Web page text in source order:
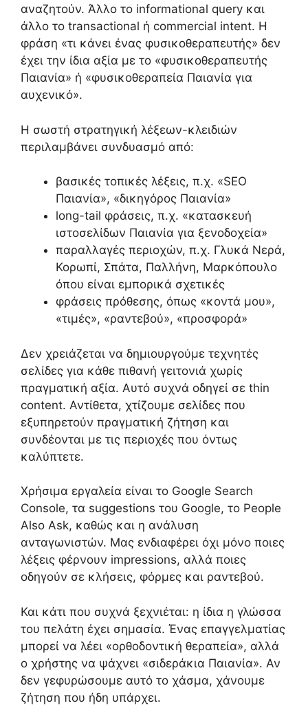
αναζητούν. Άλλο το informational query και
άλλο το transactional ή commercial intent. Η
φράση «τι κάνει ένας φυσικοθεραπευτής» δεν
έχει την ίδια αξία με το «φυσικοθεραπευτής
Παιανία» ή «φυσικοθεραπεία Παιανία για
αυχενικό».
Η σωστή στρατηγική λέξεων-κλειδιών
περιλαμβάνει συνδυασμό από:
βασικές τοπικές λέξεις, π.χ. «SEO
Παιανία», «δικηγόρος Παιανία»
long-tail φράσεις, π.χ. «κατασκευή
ιστοσελίδων Παιανία για ξενοδοχεία»
παραλλαγές περιοχών, π.χ. Γλυκά Νερά,
Κορωπί, Σπάτα, Παλλήνη, Μαρκόπουλο
όπου είναι εμπορικά σχετικές
φράσεις πρόθεσης, όπως «κοντά μου»,
«τιμές», «ραντεβού», «προσφορά»
Δεν χρειάζεται να δημιουργούμε τεχνητές
σελίδες για κάθε πιθανή γειτονιά χωρίς
πραγματική αξία. Αυτό συχνά οδηγεί σε thin
content. Αντίθετα, χτίζουμε σελίδες που
εξυπηρετούν πραγματική ζήτηση και
συνδέονται με τις περιοχές που όντως
καλύπτετε.
Χρήσιμα εργαλεία είναι το Google Search
Console, τα suggestions του Google, το People
Also Ask, καθώς και η ανάλυση
ανταγωνιστών. Μας ενδιαφέρει όχι μόνο ποιες
λέξεις φέρνουν impressions, αλλά ποιες
οδηγούν σε κλήσεις, φόρμες και ραντεβού.
Και κάτι που συχνά ξεχνιέται: η ίδια η γλώσσα
του πελάτη έχει σημασία. Ένας επαγγελματίας
μπορεί να λέει «ορθοδοντική θεραπεία», αλλά
ο χρήστης να ψάχνει «σιδεράκια Παιανία». Αν
δεν γεφυρώσουμε αυτό το χάσμα, χάνουμε
ζήτηση που ήδη υπάρχει.